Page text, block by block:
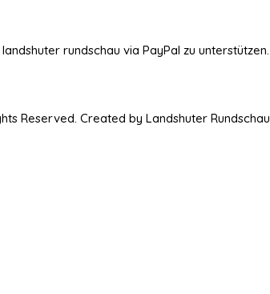
rundschau via PayPal zu unterstützen.
Reserved. Created by Landshuter Rundschau